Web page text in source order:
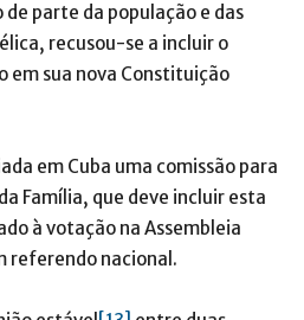
parte da população e das
recusou-se a incluir o
sua nova Constituição
em Cuba uma comissão para
Família, que deve incluir esta
à votação na Assembleia
referendo nacional.